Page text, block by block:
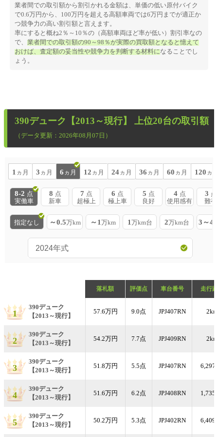
業者間での取引額から割引かれる金額は、単価の低い原付バイク
で0.6万円から、100万円を超える高額車両では6万円までが適正か
つ競争力の高い割引額と言えます。
率にすると概ね2％～10％の（高額車両ほど率が低い）割引率なの
で、 業者間での取引額の90～98％が実際の買取額となると憶えて
おけば、査定額の妥当性や競争力を判断する材料になることでし
ょう。
390デューク【2013～現行】 上位20台の取引額
（データ更新：2026年08月07日）
1 ヵ月 3 ヵ月 6 ヵ月 12 ヵ月 24 ヵ月 36 ヵ月 60 ヵ月 120 ヵ
8-2 点
実働車
8 点
新車
7 点
超極上
6 点
極上車
5 点
良好
4 点
使用感有
3 点
難有
指定なし ～0.5万km ～1 万km 1 万km台 2万km台 3～4
落札額 評価点 車台番号 走行
1
390デューク
【2013～現行】
57.6万円 9.0点 JPJ407RN 2km
2
390デューク
【2013～現行】
54.2万円 7.7点 JPJ409RN 2km
3
390デューク
【2013～現行】
51.8万円 5.5点 JPJ407RN
4
390デューク
【2013～現行】
51.6万円 6.2点 JPJ408RN
5
390デューク
【2013～現行】
50.2万円 5.3点 JPJ402RN